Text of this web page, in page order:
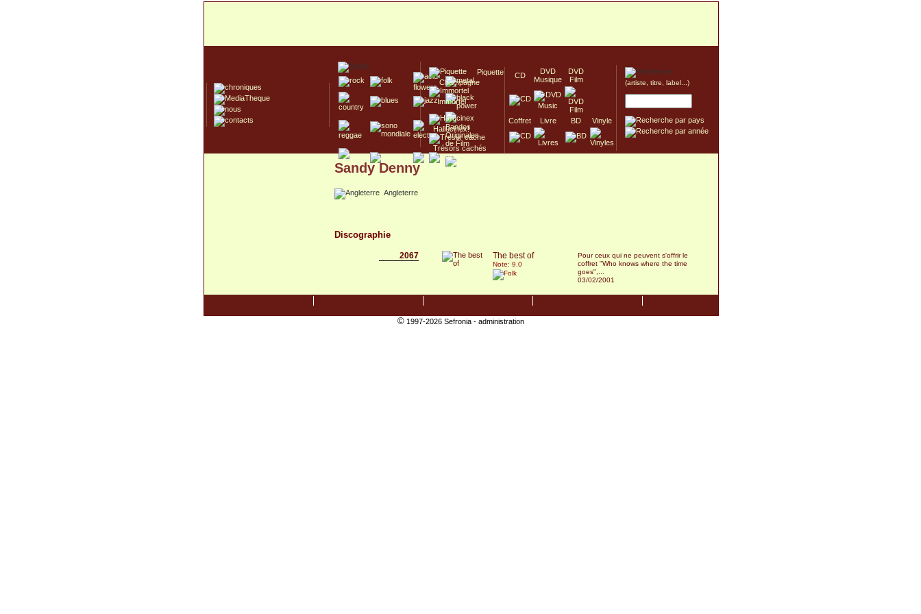
Piquette
Champagne
Immortel
Hallucinex!
Trésors cachés
Culte/Collector
CD
DVD
Musique
DVD
Film
Coffret Livre BD Vinyle
(artiste, titre, label...)
Sandy Denny
Angleterre
Discographie
2067 The best of
Note: 9.0
Pour ceux qui ne peuvent s'offrir le
coffret "Who knows where the time
goes",...
03/02/2001
©1997-2026 Sefronia - administration